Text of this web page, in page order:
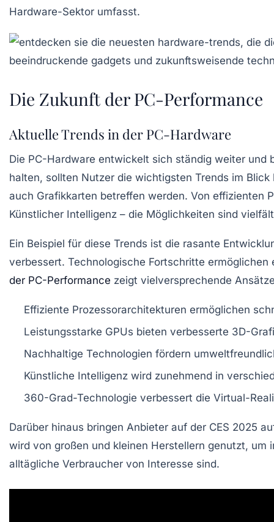
Hardware-Sektor umfasst.
Die Zukunft der PC-Performance
Aktuelle Trends in der PC-Hardware
Die PC-Hardware entwickelt sich ständig weiter und
halten, sollten Nutzer die wichtigsten Trends im
auch Grafikkarten betreffen werden. Von effizienten
Künstlicher Intelligenz – die Möglichkeiten sind
Ein Beispiel für diese Trends ist die rasante
verbessert. Technologische Fortschritte
der PC-Performance zeigt vielversprechende
Effiziente Prozessorarchitekturen ermöglichen
Leistungsstarke GPUs bieten verbesserte 3D-
Nachhaltige Technologien fördern
Künstliche Intelligenz wird zunehmend in
360-Grad-Technologie verbessert die Virtual-
Darüber hinaus bringen Anbieter auf der CES 2025
wird von großen und kleinen Herstellern genutzt, um
alltägliche Verbraucher von Interesse sind.